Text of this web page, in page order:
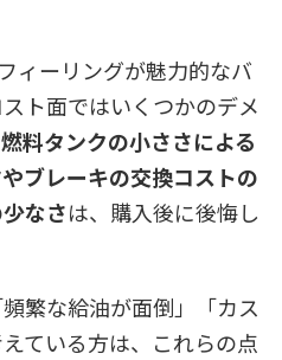
ィーリングが魅力的なバ
ト面ではいくつかのデメ
燃料タンクの小ささによる
ブレーキの交換コストの
なさは、購入後に後悔し
繁な給油が面倒」「カス
ている方は、これらの点